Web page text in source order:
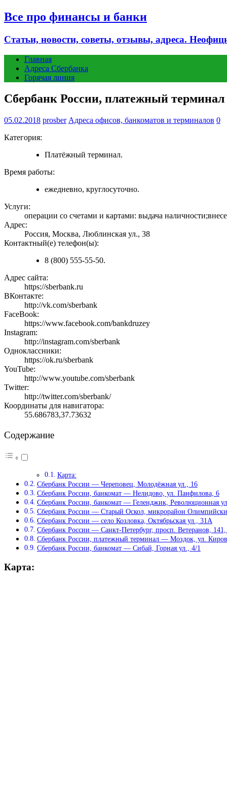
Все про финансы и банки
Статьи, новости, советы, отзывы, адреса.
Главная
Адреса Сбербанка
Горячая линия
Сбербанк России, платежный
05.02.2018 prosber Адреса офисов, банкоматов и терминалов 0
Категория:
Платёжный терминал.
Время работы:
ежедневно, круглосуточно.
Услуги:
операции со счетами и картами: выдача
Адрес:
Россия, Москва, Люблинская ул., 38
Контактный(е) телефон(ы):
8 (800) 555-55-50.
Адрес сайта:
https://sberbank.ru
ВКонтакте:
http://vk.com/sberbank
FaceBook:
https://www.facebook.com/bankdruzey
Instagram:
http://instagram.com/sberbank
Одноклассники:
https://ok.ru/sberbank
YouTube:
http://www.youtube.com/sberbank
Twitter:
http://twitter.com/sberbank/
Координаты для навигатора:
55.686783,37.73632
Содержание
Карта:
Сбербанк России — Череповец, Молодёжная ул., 16
Сбербанк России, банкомат — Нелидово, ул. Панфилова, 6
Сбербанк России, банкомат — Геленджик, Революционная
Сбербанк России — Старый Оскол, микрорайон
Сбербанк России — село Козловка, Октябрьская ул., 31А
Сбербанк России — Санкт-Петербург, просп. Ветеранов, 141,
Сбербанк России, платежный терминал — Моздок, ул.
Сбербанк России, банкомат — Сибай, Горная ул., 4/1
Карта: